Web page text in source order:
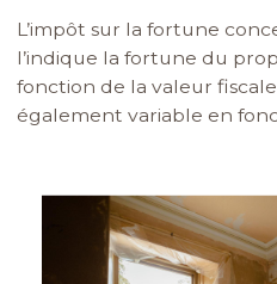
L’impôt sur la fortune
l’indique la fortune du
fonction de la valeur
également variable en